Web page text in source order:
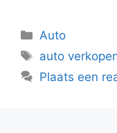
Categorieën
Auto
Tags
auto
Plaats een